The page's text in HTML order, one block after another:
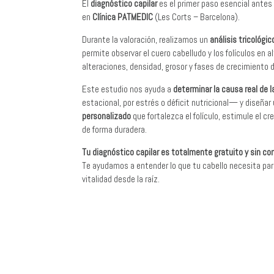
El diagnóstico capilares el primer paso esencial
en Clínica PATMEDIC (Les Corts – Barcelona).
Durante la valoración, realizamos un análisis
permite observar el cuero cabelludo y los folículos en
alteraciones, densidad, grosor y fases de crecimiento
Este estudio nos ayuda a determinar la causa real de
estacional, por estrés o déficit nutricional— y diseñar
personalizado que fortalezca el folículo, estimule el
de forma duradera.
Tu diagnóstico capilar es totalmente gratuito y sin
Te ayudamos a entender lo que tu cabello necesita
vitalidad desde la raíz.